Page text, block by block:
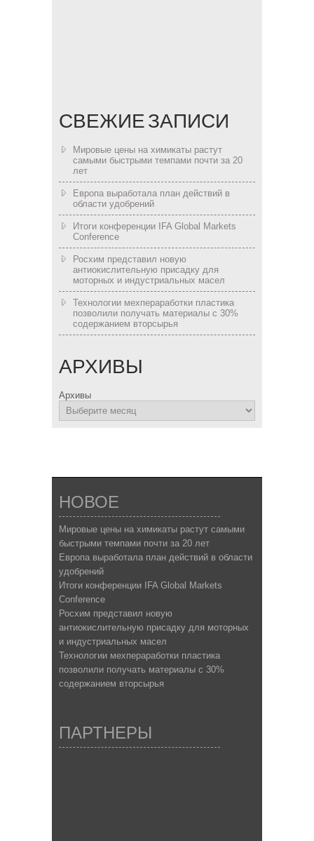
СВЕЖИЕ ЗАПИСИ
Мировые цены на химикаты растут
самыми быстрыми темпами почти за 20
лет
Европа выработала план действий в
области удобрений
Итоги конференции IFA Global Markets
Conference
Росхим представил новую
антиокислительную присадку для
моторных и индустриальных масел
Технологии мехпераработки пластика
позволили получать материалы с 30%
содержанием вторсырья
АРХИВЫ
Архивы
НОВОЕ
Мировые цены на химикаты растут самыми
быстрыми темпами почти за 20 лет
Европа выработала план действий в области
удобрений
Итоги конференции IFA Global Markets
Conference
Росхим представил новую
антиокислительную присадку для моторных
и индустриальных масел
Технологии мехпераработки пластика
позволили получать материалы с 30%
содержанием вторсырья
ПАРТНЕРЫ